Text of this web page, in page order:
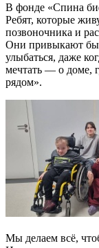
В фонде «Спина
Ребят, которые
позвоночника и
Они привыкают
улыбаться, даже
мечтать — о доме,
рядом».
Мы делаем всё,